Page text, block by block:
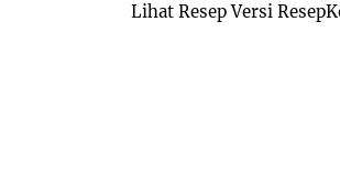
Lihat Resep Versi